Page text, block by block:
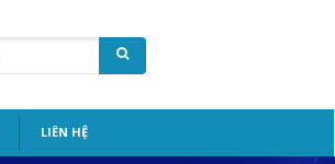
LIÊN HỆ